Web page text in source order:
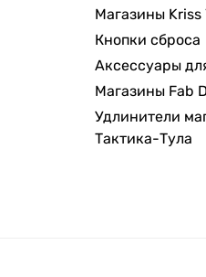
Магазины Kriss
Кнопки сброса
Аксессуары
Магазины Fab
Удлинители
Тактика-Тула